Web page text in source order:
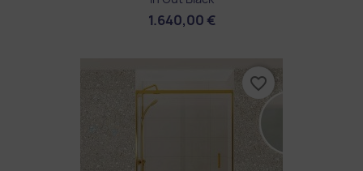
1.640,00 €
favorite_border